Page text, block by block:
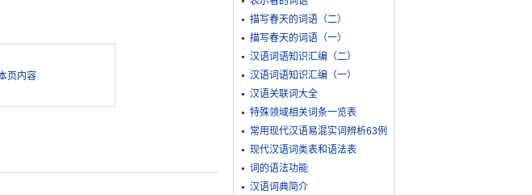
页内容
描写春天的词语（二）
描写春天的词语（一）
汉语词语知识汇编（二）
汉语词语知识汇编（一）
汉语关联词大全
特殊领域相关词条一览表
常用现代汉语易混实词辨析63例
现代汉语词类表和语法表
词的语法功能
汉语词典简介